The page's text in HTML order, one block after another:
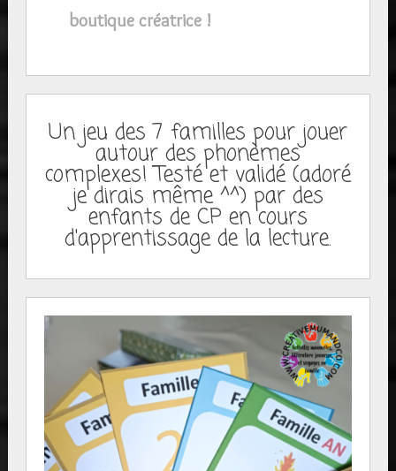
boutique créatrice !
Un jeu des 7 familles pour jouer
autour des phonèmes
complexes! Testé et validé (adoré
je dirais même ^^) par des
enfants de CP en cours
d'apprentissage de la lecture.